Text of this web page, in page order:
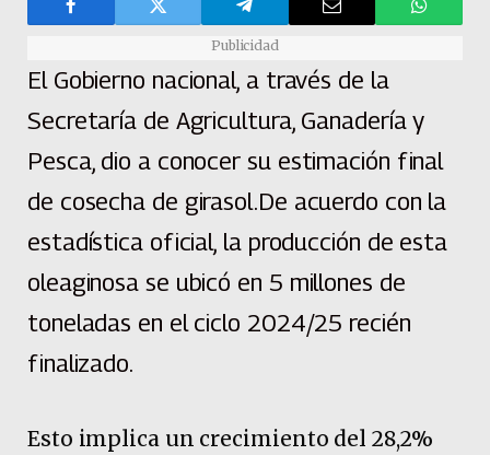
Publicidad
El Gobierno nacional, a través de la
Secretaría de Agricultura, Ganadería y
Pesca, dio a conocer su estimación final
de cosecha de girasol.De acuerdo con la
estadística oficial, la producción de esta
oleaginosa se ubicó en 5 millones de
toneladas en el ciclo 2024/25 recién
finalizado.
Esto implica un crecimiento del 28,2%